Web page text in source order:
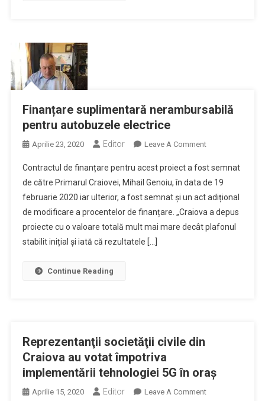
Finanțare suplimentară nerambursabilă
pentru autobuzele electrice
Aprilie 23, 2020 Editor Leave A CommentOn
Suplimentară
Nerambursabilă
Pentru
Autobuzele
Electrice
Contractul de finanțare pentru acest proiect a fost semnat
de către Primarul Craiovei, Mihail Genoiu, în data de 19
februarie 2020 iar ulterior, a fost semnat și un act adițional
de modificare a procentelor de finanțare. „Craiova a depus
proiecte cu o valoare totală mult mai mare decât plafonul
stabilit inițial și iată că rezultatele […]
Continue Reading
Reprezentanţii societăţii civile din
Craiova au votat împotriva
implementării tehnologiei 5G în oraş
Aprilie 15, 2020 Editor Leave A CommentOn